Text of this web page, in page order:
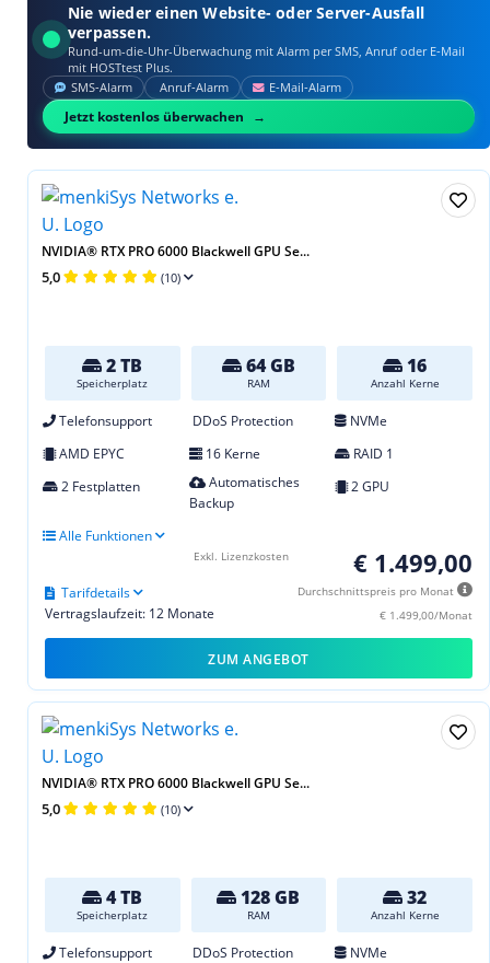
Nie wieder einen Website- oder Server-Ausfall
verpassen.
Rund-um-die-Uhr-Überwachung mit Alarm per SMS, Anruf oder E‑Mail
mit HOSTtest Plus.
SMS‑Alarm Anruf‑Alarm E‑Mail‑Alarm
Jetzt kostenlos überwachen
NVIDIA® RTX PRO 6000 Blackwell GPU Se...
5,0 (10)
2 TB
Speicherplatz
64 GB
RAM
16
Anzahl Kerne
Telefonsupport DDoS Protection
NVMe
AMD EPYC
16 Kerne
RAID 1
2 Festplatten
Automatisches
Backup
2 GPU
Alle Funktionen
€ 1.499,00
Durchschnittspreis pro Monat
€ 1.499,00/Monat
Vertragslaufzeit: 12 Monate
Tarifdetails
Exkl. Lizenzkosten
ZUM ANGEBOT
NVIDIA® RTX PRO 6000 Blackwell GPU Se...
5,0 (10)
4 TB
Speicherplatz
128 GB
RAM
32
Anzahl Kerne
Telefonsupport DDoS Protection
NVMe